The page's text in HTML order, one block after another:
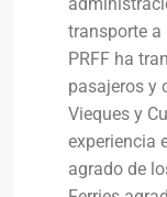
transporte a
PRFF ha
pasajeros y
Vieques y
experiencia
agrado de